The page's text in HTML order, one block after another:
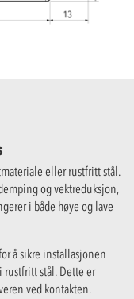
eller rustfritt stål.
og vektreduksjon,
i både høye og lave
å sikre installasjonen
stål. Dette er
ved kontakten.